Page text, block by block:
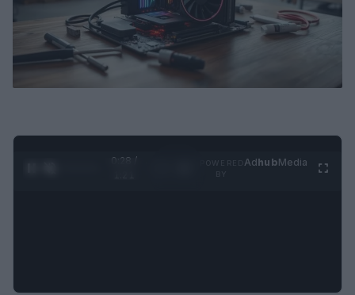
0:29 /
AdhubMedia